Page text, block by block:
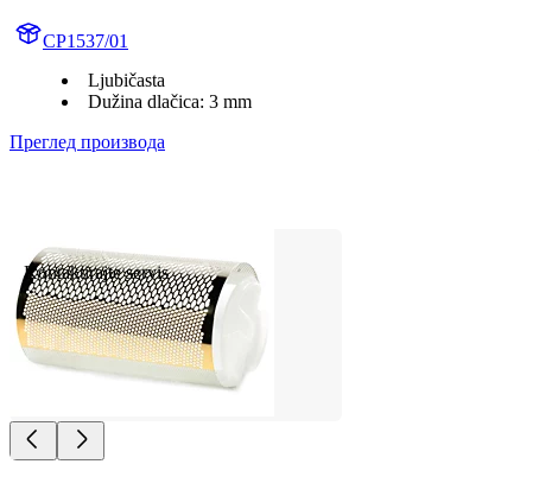
CP1537/01
Ljubičasta
Dužina dlačica: 3 mm
Преглед производа
Kontaktirajte servis